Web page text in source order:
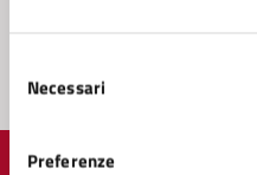
delNecessari
Preferenze